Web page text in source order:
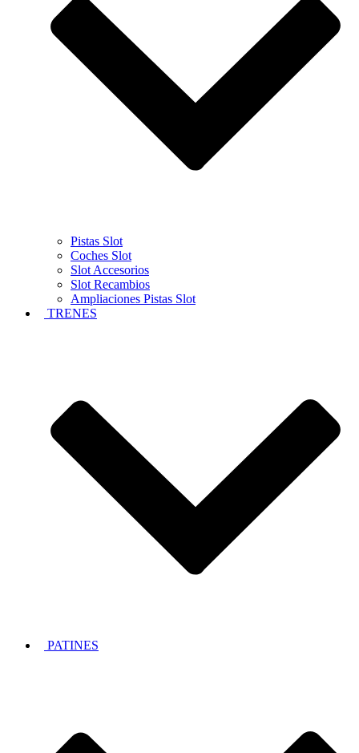
Pistas Slot
Coches Slot
Slot Accesorios
Slot Recambios
Ampliaciones Pistas Slot
TRENES
PATINES